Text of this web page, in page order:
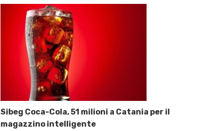
Sibeg Coca-Cola, 51 milioni a Catania per il
magazzino intelligente